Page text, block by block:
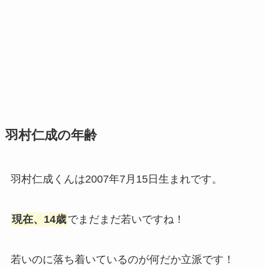
羽村仁成の年齢
羽村仁成くんは2007年7月15日生まれです。
現在、14歳でまだまだ若いですね！
若いのに落ち着いているのが何だか立派です！